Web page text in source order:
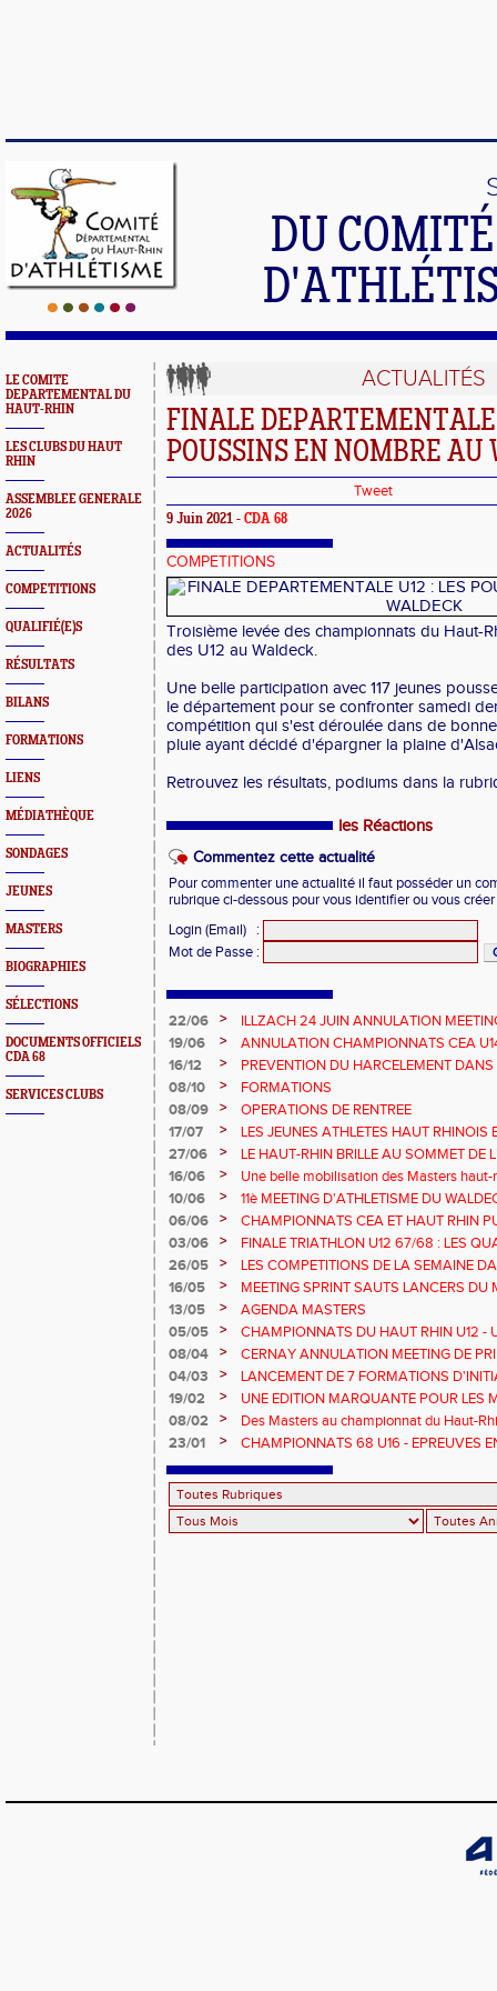
DU
LE COMITE
DEPARTEMENTAL DU
HAUT-RHIN
LES CLUBS DU HAUT
RHIN
ASSEMBLEE GENERALE
2026
ACTUALITÉS
COMPETITIONS
QUALIFIÉ(E)S
RÉSULTATS
BILANS
FORMATIONS
LIENS
MÉDIATHÈQUE
SONDAGES
JEUNES
MASTERS
BIOGRAPHIES
SÉLECTIONS
DOCUMENTS OFFICIELS
CDA 68
SERVICES CLUBS
ACTUALITÉS
FINALE
POUSSINS EN NOMBRE AU
Tweet
9 Juin 2021 - CDA 68
COMPETITIONS
Troisième levée des championnats du Haut-
des U12 au Waldeck.
Une belle participation avec 117 jeunes
le département pour se confronter samedi
compétition qui s'est déroulée dans de
pluie ayant décidé d'épargner la plaine
Retrouvez les résultats, podiums dans la
les Réactions
Commentez cette actualité
Pour commenter une actualité il faut posséder un
rubrique ci-dessous pour vous identifier ou vous
Login (Email)
:
Mot de Passe :
22/06 >
ILLZACH 24 JUIN ANNULATION
19/06
>
ANNULATION CHAMPIONNATS CEA
16/12
>
PREVENTION DU HARCELEMENT
08/10
>
FORMATIONS
08/09
>
OPERATIONS DE RENTREE
17/07
>
LES JEUNES ATHLETES HAUT RHINOIS
CHAMPIONNATS DE FRANCE AVENIR
27/06 >
LE HAUT-RHIN BRILLE AU SOMMET DE
!
16/06 >
Une belle mobilisation des Masters haut-
Championnats Grand Est 2025
10/06 >
11è MEETING D'ATHLETISME DU
06/06
>
CHAMPIONNATS CEA ET HAUT RHIN
03/06
>
FINALE TRIATHLON U12 67/68 : LES
26/05
>
LES COMPETITIONS DE LA SEMAINE
16/05
>
MEETING SPRINT SAUTS LANCERS DU
13/05
>
AGENDA MASTERS
05/05
>
CHAMPIONNATS DU HAUT RHIN U12 -
08/04
>
CERNAY ANNULATION MEETING DE
04/03
>
LANCEMENT DE 7 FORMATIONS
19/02
>
UNE EDITION MARQUANTE POUR LES
08/02
>
Des Masters au championnat du Haut-
23/01
>
CHAMPIONNATS 68 U16 - EPREUVES